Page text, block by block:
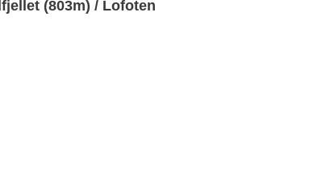
(803m) / Lofoten